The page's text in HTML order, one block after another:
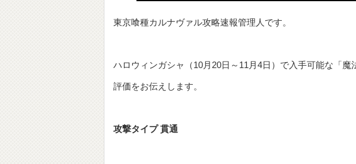
東京喰種カルナヴァル攻略速報管理人です。
ハロウィンガシャ（10月20日～11月4日）で入手可能な「
評価をお伝えします。
攻撃タイプ 貫通